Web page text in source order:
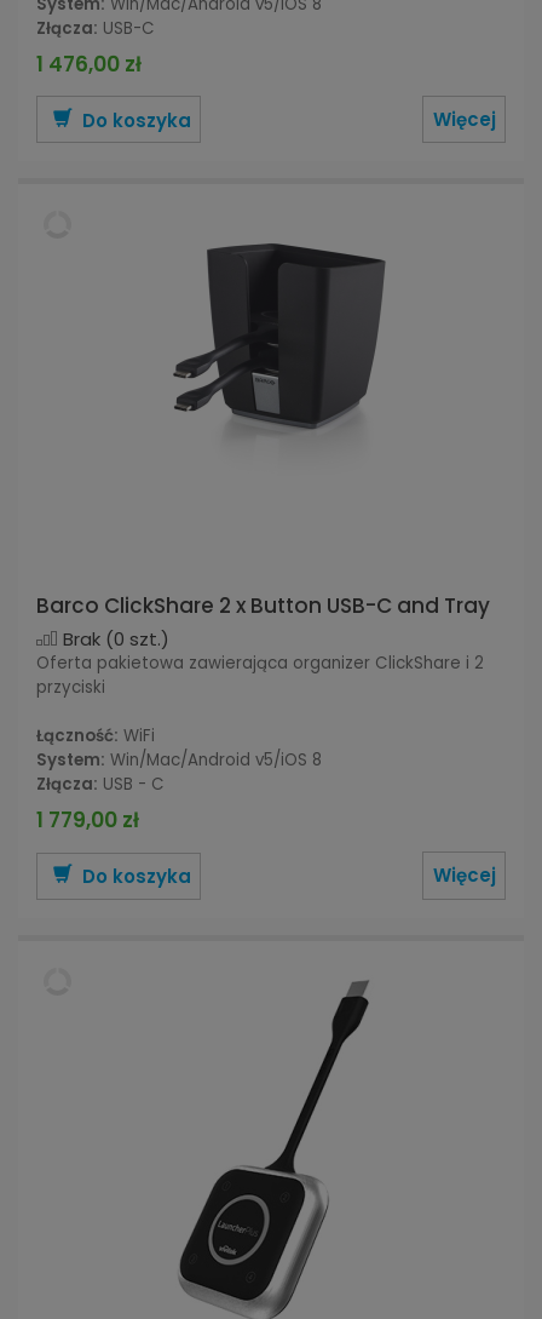
Złącza: USB-C
1 476,00 zł
Do koszyka Więcej
Barco ClickShare 2 x Button USB-C and Tray
Brak (0 szt.)
Oferta pakietowa zawierająca organizer ClickShare i 2
przyciski
Łączność: WiFi
System: Win/Mac/Android v5/iOS 8
Złącza: USB - C
1 779,00 zł
Do koszyka Więcej